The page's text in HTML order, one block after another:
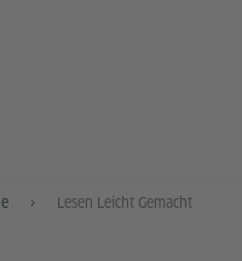
Lesen Leicht Gemacht